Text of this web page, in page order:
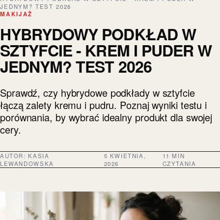
JEDNYM? TEST 2026
MAKIJAŻ
HYBRYDOWY PODKŁAD W
SZTYFCIE - KREM I PUDER W
JEDNYM? TEST 2026
Sprawdź, czy hybrydowe podkłady w sztyfcie
łączą zalety kremu i pudru. Poznaj wyniki testu i
porównania, by wybrać idealny produkt dla swojej
cery.
AUTOR: KASIA
LEWANDOWSKA
5 KWIETNIA,
2026
11 MIN
CZYTANIA